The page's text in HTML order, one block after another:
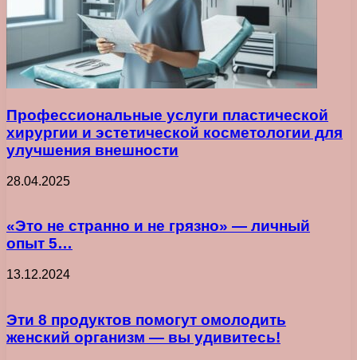
Профессиональные услуги пластической
хирургии и эстетической косметологии для
улучшения внешности
28.04.2025
«Это не странно и не грязно» — личный
опыт 5…
13.12.2024
Эти 8 продуктов помогут омолодить
женский организм — вы удивитесь!